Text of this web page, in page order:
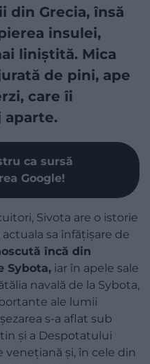
din Grecia, însă
insulei,
liniștită. Mica
de pini, ape
care îi
aparte.
ca sursă
Google!
Sivota are o istorie
sa înfățișare de
încă din
Sybota, iar în apele sale
navală de la Sybota,
ale lumii
s-a aflat sub
și a Despotatului
și, în cele din